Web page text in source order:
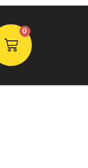
0